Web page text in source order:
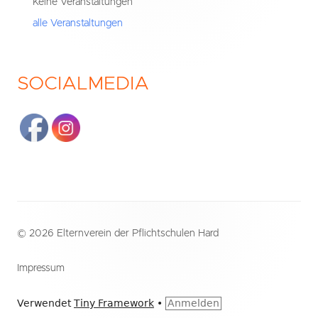
Keine Veranstaltungen
alle Veranstaltungen
SOCIALMEDIA
Inhalt
© 2026 Elternverein der Pflichtschulen Hard
Impressum
VerwendetTiny Framework • Anmelden